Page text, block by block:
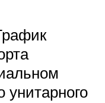
унитарного